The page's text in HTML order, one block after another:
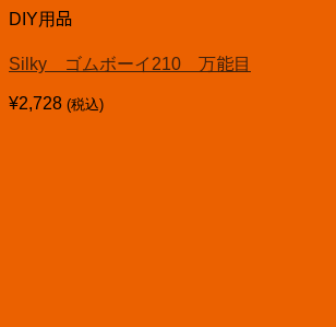
DIY用品
Silky ゴムボーイ210 万能目
¥2,728 (税込)